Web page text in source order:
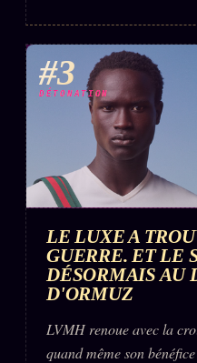
#3
DÉTONATION
LE LUXE A
GUERRE. ET LE
DÉSORMAIS AU
D'ORMUZ
LVMH renoue avec la
quand même son